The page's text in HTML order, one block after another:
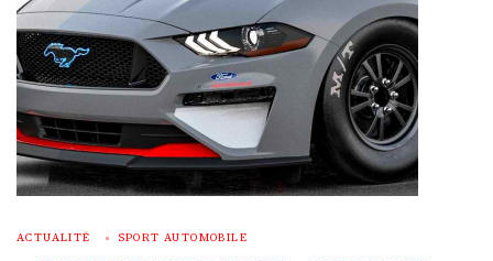
ACTUALITÉ SPORT AUTOMOBILE